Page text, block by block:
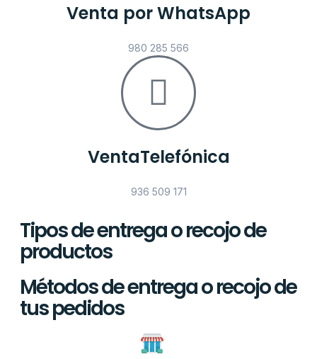
Venta por WhatsApp
980 285 566
VentaTelefónica
936 509 171
Tipos de entrega o recojo de
productos
Métodos de entrega o recojo de
tus pedidos